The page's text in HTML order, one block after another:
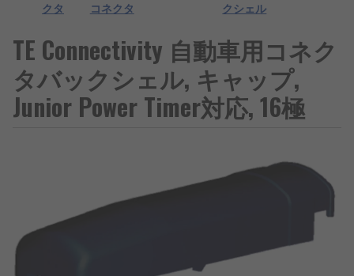
クタ
コネクタ
クシェル
TE Connectivity 自動車用コネク
タバックシェル, キャップ,
Junior Power Timer対応, 16極